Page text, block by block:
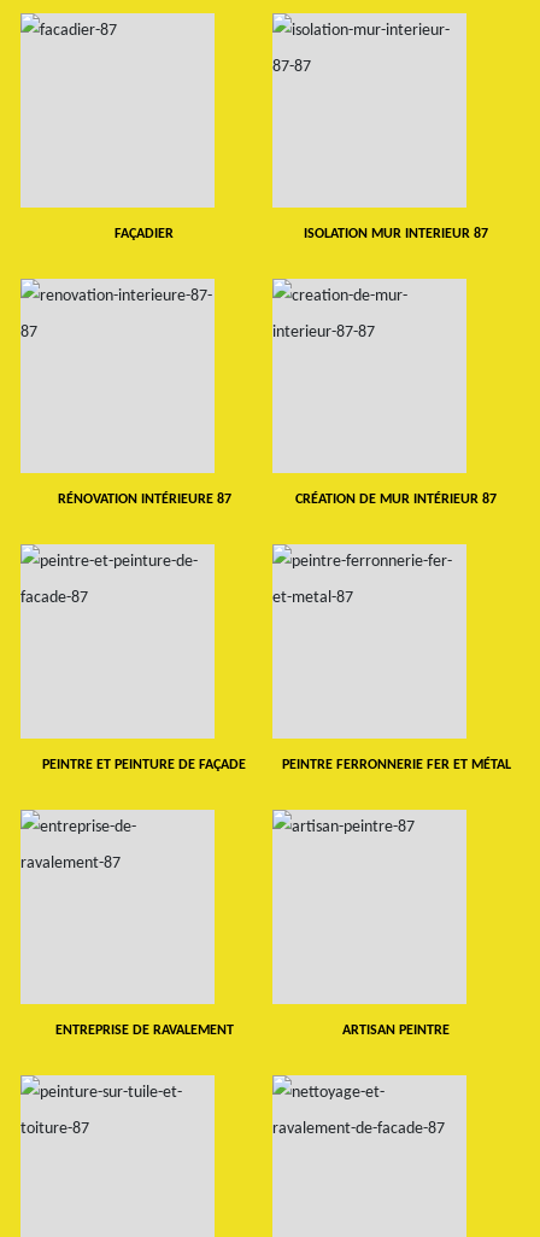
FAÇADIER ISOLATION MUR INTERIEUR 87
RÉNOVATION INTÉRIEURE 87 CRÉATION DE MUR INTÉRIEUR 87
PEINTRE ET PEINTURE DE FAÇADE PEINTRE FERRONNERIE FER ET MÉTAL
ENTREPRISE DE RAVALEMENT ARTISAN PEINTRE